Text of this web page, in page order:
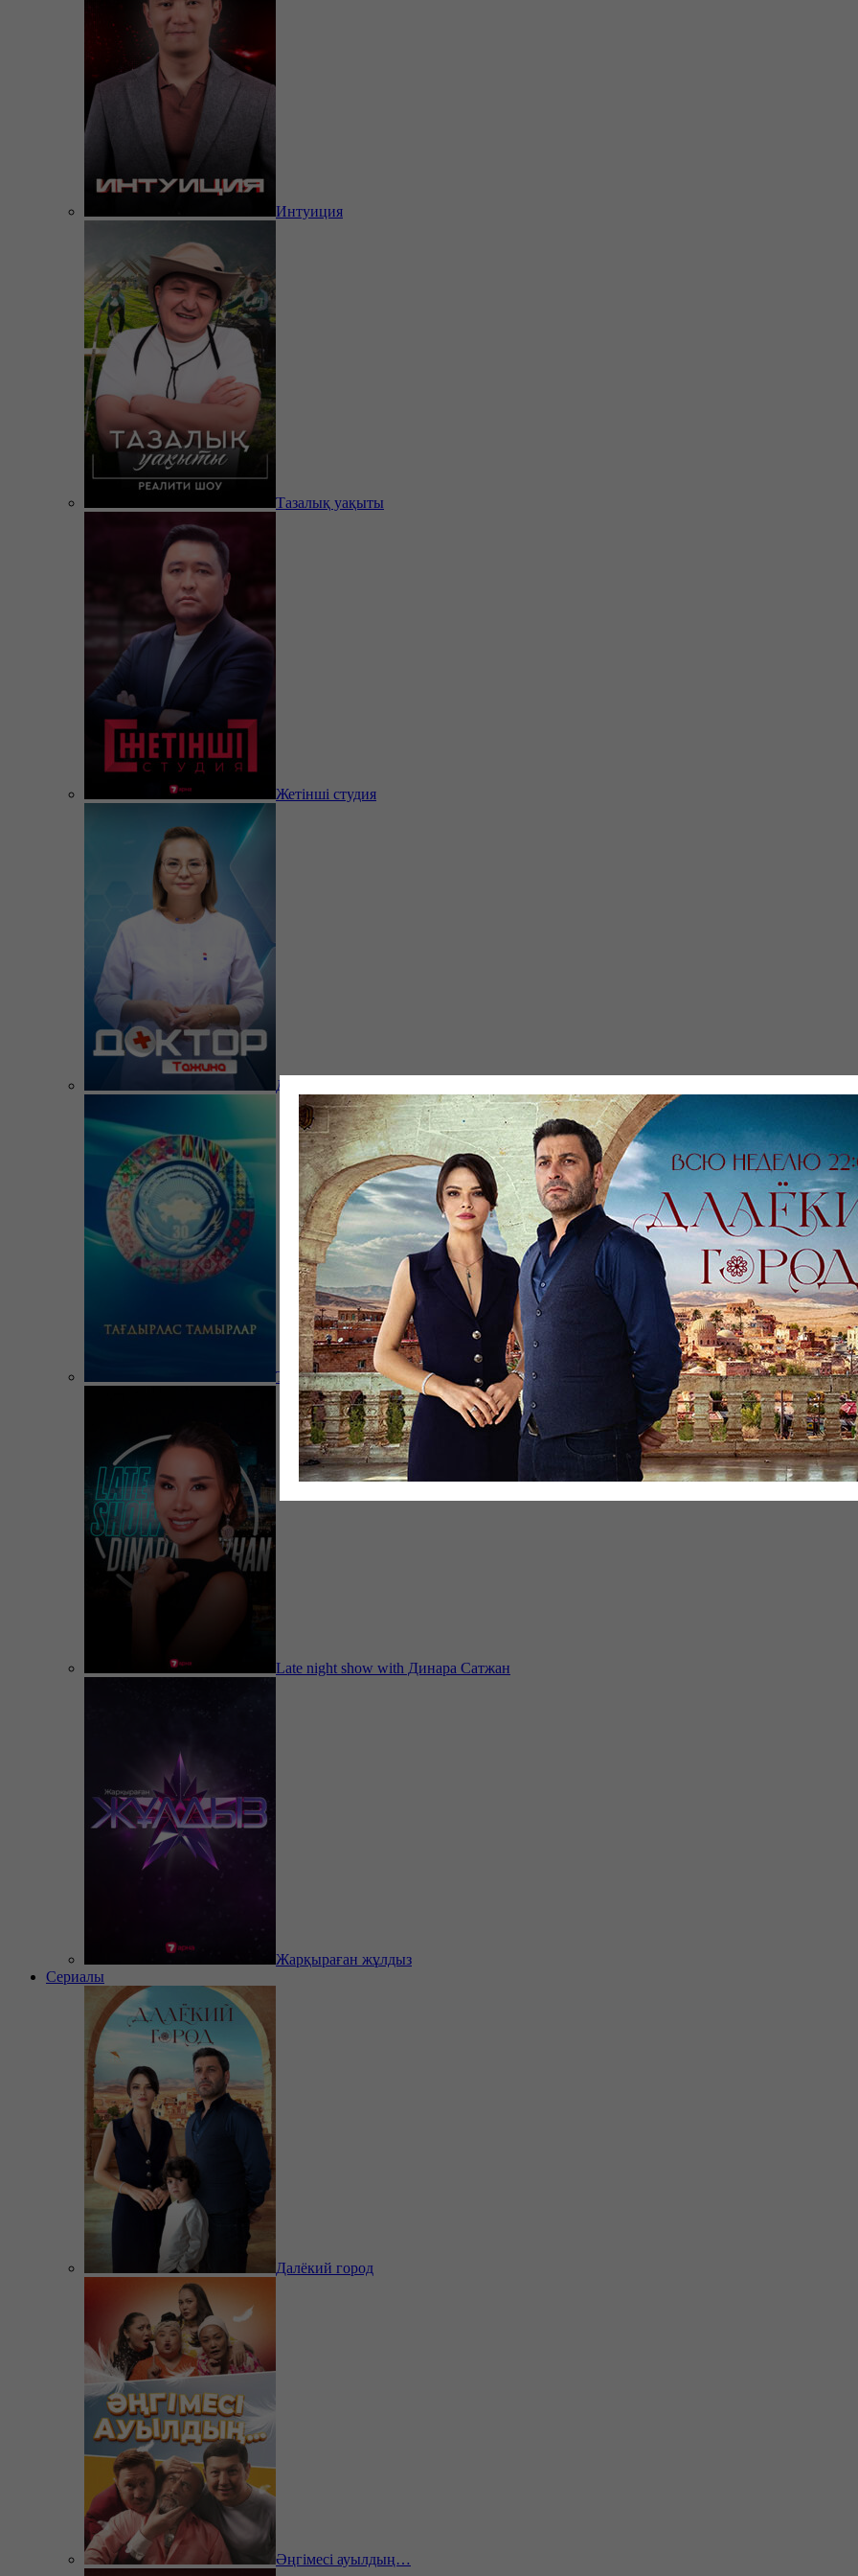
Интуиция
Тазалық уақыты
Жетінші студия
Доктор Тажина
Тағдырлас тамырлар
Late night show with Динара Сатжан
Жарқыраған жұлдыз
Сериалы
Далёкий город
Әңгімесі ауылдың…